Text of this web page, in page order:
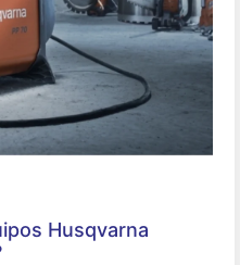
Husqvarna